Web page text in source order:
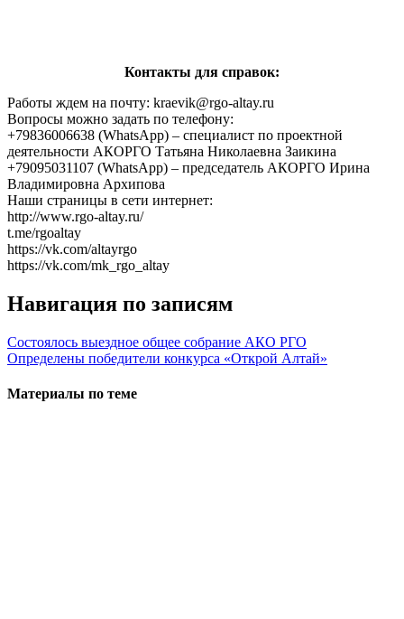
Контакты для справок:
Работы ждем на почту: kraevik@rgo-altay.ru
Вопросы можно задать по телефону:
+79836006638 (WhatsApp) – специалист по проектной
деятельности АКОРГО Татьяна Николаевна Заикина
+79095031107 (WhatsApp) – председатель АКОРГО Ирина
Владимировна Архипова
Наши страницы в сети интернет:
http://www.rgo-altay.ru/
t.me/rgoaltay
https://vk.com/altayrgo
https://vk.com/mk_rgo_altay
Навигация по записям
Состоялось выездное общее собрание АКО РГО
Определены победители конкурса «Открой Алтай»
Материалы по теме